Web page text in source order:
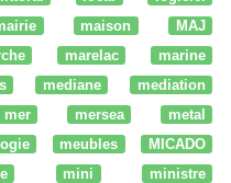
maison
MAJ
marelac
marine
mediane
mediation
mer mersea
metal
meubles
MICADO
mini
ministre